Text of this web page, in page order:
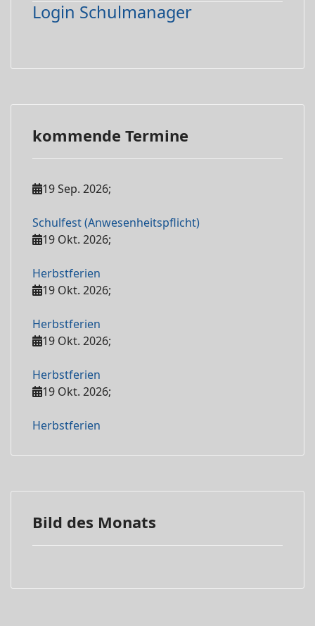
Login Schulmanager
kommende Termine
19 Sep. 2026;
Schulfest (Anwesenheitspflicht)
19 Okt. 2026;
Herbstferien
19 Okt. 2026;
Herbstferien
19 Okt. 2026;
Herbstferien
19 Okt. 2026;
Herbstferien
Bild des Monats